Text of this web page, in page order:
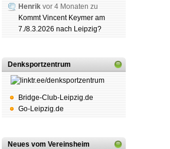
Henrik vor 4 Monaten zu
Kommt Vincent Keymer am
7./8.3.2026 nach Leipzig?
Denksportzentrum
Bridge-Club-Leipzig.de
Go-Leipzig.de
Neues vom Vereinsheim